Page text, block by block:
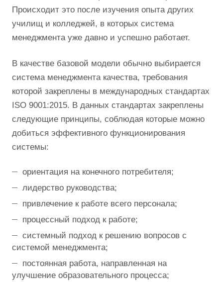
Происходит это после изучения опыта других
училищ и колледжей, в которых система
менеджмента уже давно и успешно работает.
В качестве базовой модели обычно выбирается
система менеджмента качества, требования
которой закреплены в международных стандартах
ISO 9001:2015. В данных стандартах закреплены
следующие принципы, соблюдая которые можно
добиться эффективного функционирования
системы:
ориентация на конечного потребителя;
лидерство руководства;
привлечение к работе всего персонала;
процессный подход к работе;
системный подход к решению вопросов с
системой менеджмента;
постоянная работа, направленная на
улучшение образовательного процесса;